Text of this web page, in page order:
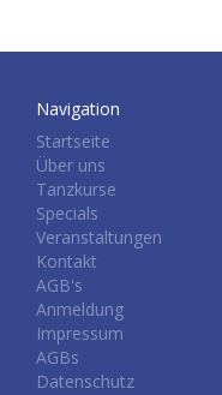
Navigation
Startseite
Über uns
Tanzkurse
Specials
Veranstaltungen
Kontakt
AGB's
Anmeldung
Impressum
AGBs
Datenschutz